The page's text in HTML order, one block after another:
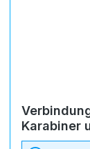
Karabiner
Nr. 47808